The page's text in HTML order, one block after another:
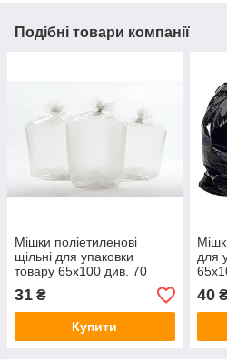
Подібні товари компанії
Мішки поліетиленові
щільні для упаковки
товару 65х100 див. 70
мкм.
31 ₴
Купити
для
40